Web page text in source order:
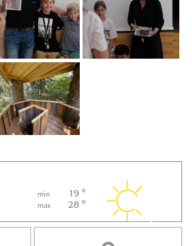
min 19 °
max 28 °